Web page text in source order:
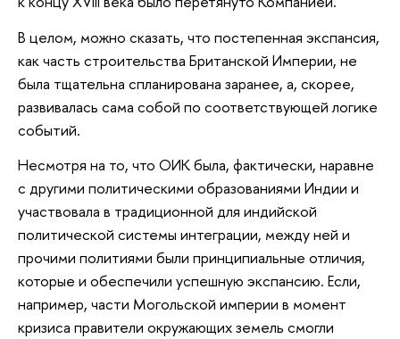
В целом, можно сказать, что постепенная экспансия,
как часть строительства Британской Империи, не
была тщательна спланирована заранее, а, скорее,
развивалась сама собой по соответствующей логике
событий.
Несмотря на то, что ОИК была, фактически, наравне
с другими политическими образованиями Индии и
участвовала в традиционной для индийской
политической системы интеграции, между ней и
прочими политиями были принципиальные отличия,
которые и обеспечили успешную экспансию. Если,
например, части Могольской империи в момент
кризиса правители окружающих земель смогли